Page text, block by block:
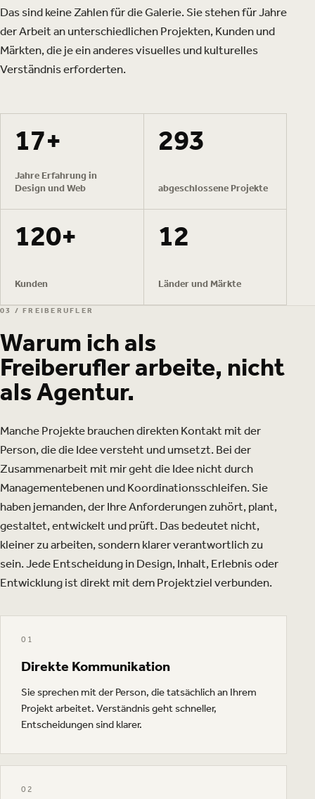
Das sind keine Zahlen für die Galerie. Sie stehen für Jahre
der Arbeit an unterschiedlichen Projekten, Kunden und
Märkten, die je ein anderes visuelles und kulturelles
Verständnis erforderten.
17+
Jahre Erfahrung in
Design und Web
293
abgeschlossene Projekte
120+
Kunden
12
Länder und Märkte
03 / FREIBERUFLER
Warum ich als
Freiberufler arbeite, nicht
als Agentur.
Manche Projekte brauchen direkten Kontakt mit der
Person, die die Idee versteht und umsetzt. Bei der
Zusammenarbeit mit mir geht die Idee nicht durch
Managementebenen und Koordinationsschleifen. Sie
haben jemanden, der Ihre Anforderungen zuhört, plant,
gestaltet, entwickelt und prüft. Das bedeutet nicht,
kleiner zu arbeiten, sondern klarer verantwortlich zu
sein. Jede Entscheidung in Design, Inhalt, Erlebnis oder
Entwicklung ist direkt mit dem Projektziel verbunden.
01
Direkte Kommunikation
Sie sprechen mit der Person, die tatsächlich an Ihrem
Projekt arbeitet. Verständnis geht schneller,
Entscheidungen sind klarer.
02